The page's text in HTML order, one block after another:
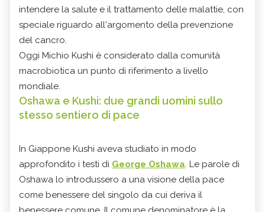
intendere la salute e il trattamento delle malattie, con
speciale riguardo all'argomento della prevenzione
del cancro.
Oggi Michio Kushi è considerato dalla comunità
macrobiotica un punto di riferimento a livello
mondiale.
Oshawa e Kushi: due grandi uomini sullo
stesso sentiero di pace
In Giappone Kushi aveva studiato in modo
approfondito i testi di George Oshawa. Le parole di
Oshawa lo introdussero a una visione della pace
come benessere del singolo da cui deriva il